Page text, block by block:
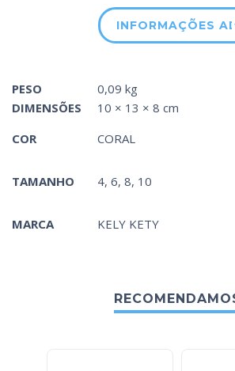
INFORMAÇÕES
PESO
0,09 kg
DIMENSÕES
10 × 13 × 8 cm
COR
CORAL
TAMANHO 4, 6, 8, 10
MARCA KELY KETY